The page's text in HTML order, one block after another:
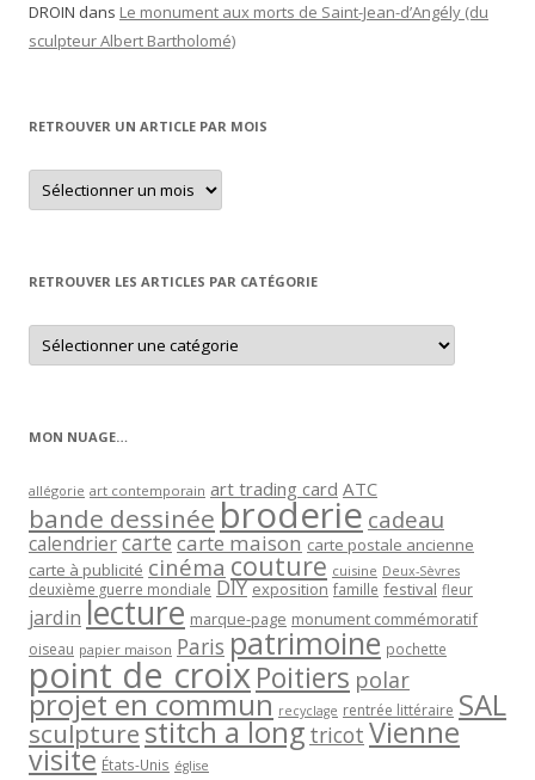
DROIN dans Le monument aux morts de Saint-Jean-d’Angély (du
sculpteur Albert Bartholomé)
RETROUVER UN ARTICLE PAR MOIS
Retrouver
un
article
RETROUVER LES ARTICLES PAR CATÉGORIE
Retrouver
les
articles
MON NUAGE…
allégorie art contemporain art trading card ATC
bande dessinée broderie cadeau
calendriercartecarte maison carte postale ancienne
carte à publicité cinéma couture cuisine Deux-Sèvres
deuxième guerre mondiale DIY exposition famille festival fleur
jardin lecture marque-page monument commémoratif
oiseau papier maison Paris patrimoine pochette
point de croixPoitiers polar
projet en commun recyclage rentrée littéraire SAL
sculpturestitch a long tricot Vienne
visite États-Unis église